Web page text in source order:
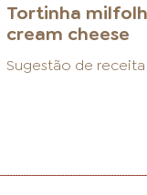
Tortinha
cream cheese
Sugestão de